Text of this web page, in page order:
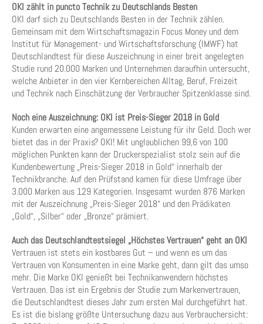
OKI zählt in puncto Technik zu Deutschlands Besten
OKI darf sich zu Deutschlands Besten in der Technik zählen.
Gemeinsam mit dem Wirtschaftsmagazin Focus Money und dem
Institut für Management- und Wirtschaftsforschung (IMWF) hat
Deutschlandtest für diese Auszeichnung in einer breit angelegten
Studie rund 20.000 Marken und Unternehmen daraufhin untersucht,
welche Anbieter in den vier Kernbereichen Alltag, Beruf, Freizeit
und Technik nach Einschätzung der Verbraucher Spitzenklasse sind.
Noch eine Auszeichnung: OKI ist Preis-Sieger 2018 in Gold
Kunden erwarten eine angemessene Leistung für ihr Geld. Doch wer
bietet das in der Praxis? OKI! Mit unglaublichen 99,6 von 100
möglichen Punkten kann der Druckerspezialist stolz sein auf die
Kundenbewertung „Preis-Sieger 2018 in Gold“ innerhalb der
Technikbranche. Auf den Prüfstand kamen für diese Umfrage über
3.000 Marken aus 129 Kategorien. Insgesamt wurden 876 Marken
mit der Auszeichnung „Preis-Sieger 2018“ und den Prädikaten
„Gold“, „Silber“ oder „Bronze“ prämiert.
Auch das Deutschlandtestsiegel „Höchstes Vertrauen“ geht an OKI
Vertrauen ist stets ein kostbares Gut – und wenn es um das
Vertrauen von Konsumenten in eine Marke geht, dann gilt das umso
mehr. Die Marke OKI genießt bei Technikanwendern höchstes
Vertrauen. Das ist ein Ergebnis der Studie zum Markenvertrauen,
die Deutschlandtest dieses Jahr zum ersten Mal durchgeführt hat.
Es ist die bislang größte Untersuchung dazu aus Verbrauchersicht: